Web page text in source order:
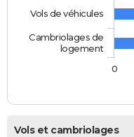
Vols de véhicules
Cambriolages de
logement
0
Vols et cambriolages